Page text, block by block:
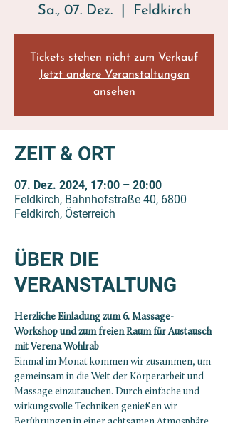
Sa., 07. Dez.
  |
Feldkirch
Tickets stehen nicht zum Verkauf
Jetzt andere Veranstaltungen
ansehen
ZEIT & ORT
07. Dez. 2024, 17:00 – 20:00
Feldkirch, Bahnhofstraße 40, 6800
Feldkirch, Österreich
ÜBER DIE
VERANSTALTUNG
Herzliche Einladung zum 6. Massage-
Workshop und zum freien Raum für Austausch
mit Verena Wohlrab
Einmal im Monat kommen wir zusammen, um
gemeinsam in die Welt der Körperarbeit und
Massage einzutauchen. Durch einfache und
wirkungsvolle Techniken genießen wir